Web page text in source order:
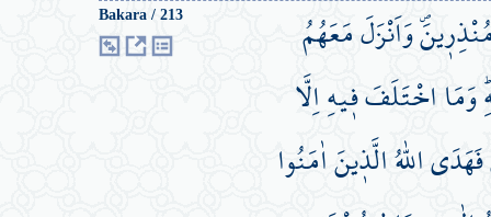
Bakara / 213
وَاَنْزَلَ مَعَهُمُ
اخْتَلَفَ ف۪يهِ اِلَّا
اللّٰهُ الَّذ۪ينَ اٰمَنُوا